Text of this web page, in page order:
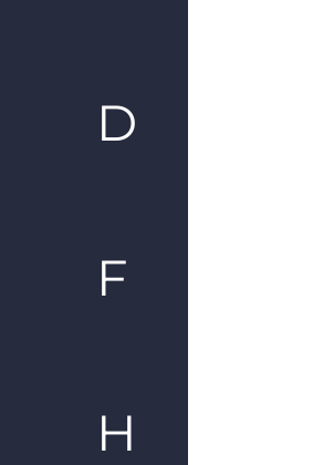
D
F
H